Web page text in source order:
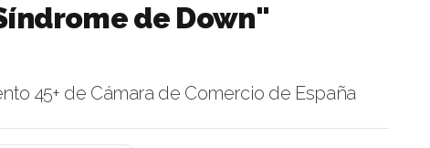
de Down"
45+ de Cámara de Comercio de España